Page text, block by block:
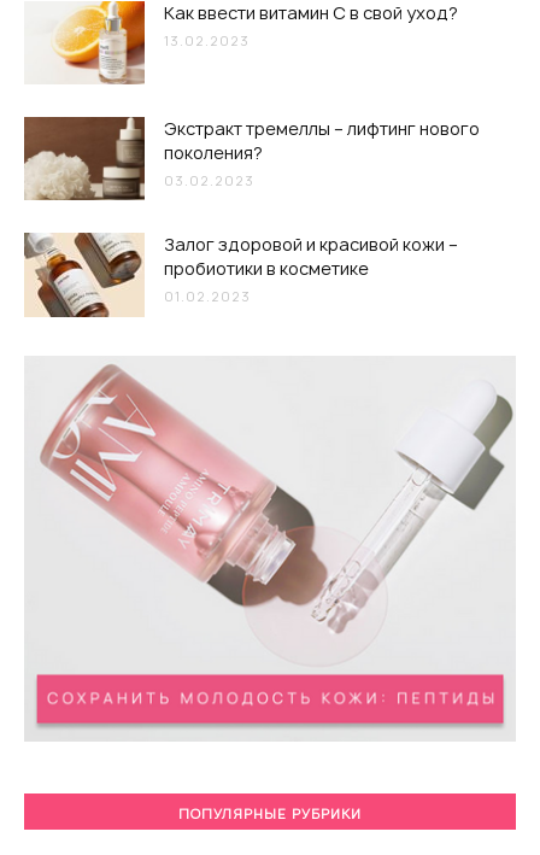
Как ввести витамин С в свой уход?
13.02.2023
Экстракт тремеллы – лифтинг нового
поколения?
03.02.2023
Залог здоровой и красивой кожи –
пробиотики в косметике
01.02.2023
ПОПУЛЯРНЫЕ РУБРИКИ